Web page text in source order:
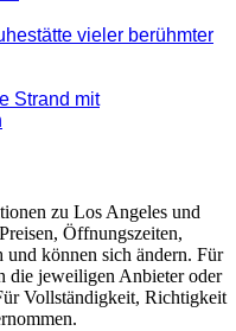
vieler berühmter
Strand mit
zu Los Angeles und
Öffnungszeiten,
können sich ändern. Für
die jeweiligen Anbieter oder
Vollständigkeit, Richtigkeit